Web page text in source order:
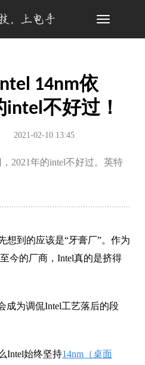
Toggle
14nm依
intel不好过！
2021-02-10 13:45
2021年的intel不好过。英特
想到的应该是“牙膏厂”。作为
今的厂商，Intel真的是挤得
成为调侃Intel工艺落后的段
Intel始终坚持14nm（桌面